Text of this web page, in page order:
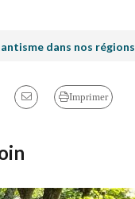
dans nos régions
Imprimer